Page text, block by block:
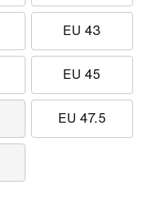
EU 43
EU 45
EU 47.5